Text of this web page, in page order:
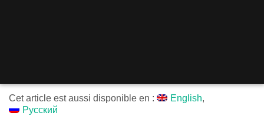
Cet article est aussi disponible en :
English
Русский